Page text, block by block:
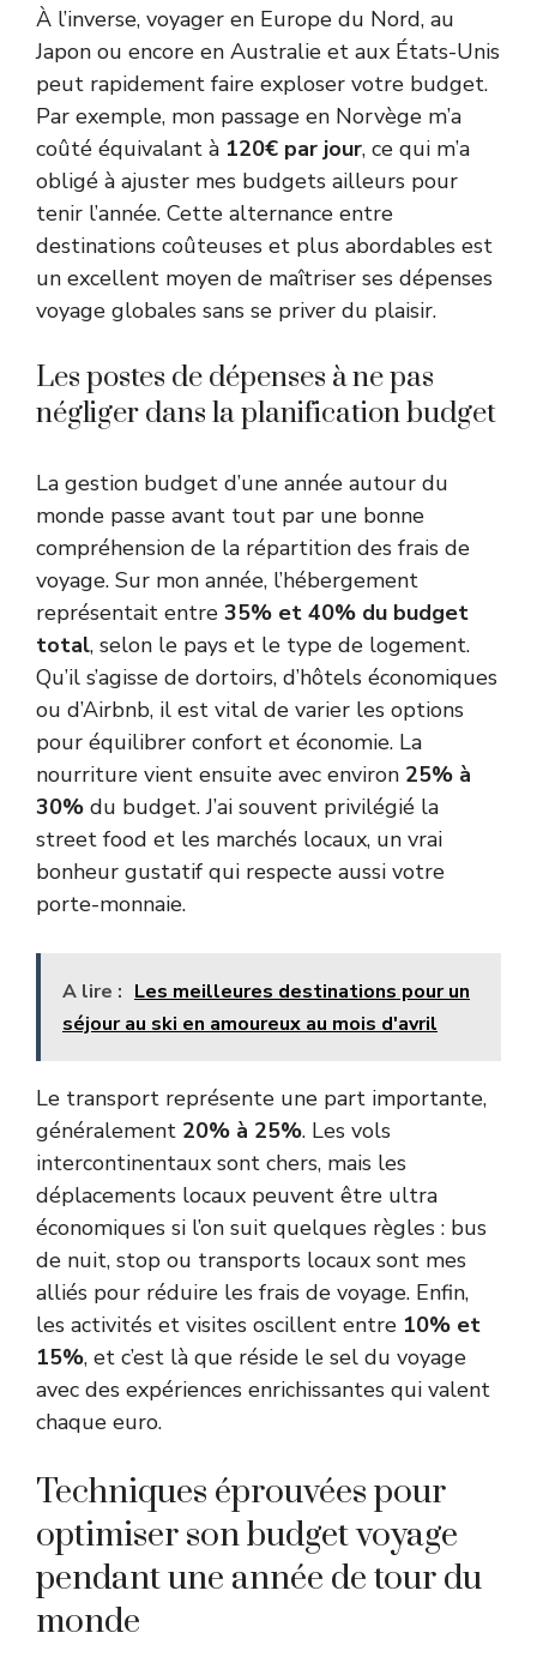
À l’inverse, voyager en Europe du Nord, au
Japon ou encore en Australie et aux États-Unis
peut rapidement faire exploser votre budget.
Par exemple, mon passage en Norvège m’a
coûté équivalant à 120€ par jour, ce qui m’a
obligé à ajuster mes budgets ailleurs pour
tenir l’année. Cette alternance entre
destinations coûteuses et plus abordables est
un excellent moyen de maîtriser ses dépenses
voyage globales sans se priver du plaisir.
Les postes de dépenses à ne pas
négliger dans la planification budget
La gestion budget d’une année autour du
monde passe avant tout par une bonne
compréhension de la répartition des frais de
voyage. Sur mon année, l’hébergement
représentait entre 35% et 40% du budget
total, selon le pays et le type de logement.
Qu’il s’agisse de dortoirs, d’hôtels économiques
ou d’Airbnb, il est vital de varier les options
pour équilibrer confort et économie. La
nourriture vient ensuite avec environ 25% à
30% du budget. J’ai souvent privilégié la
street food et les marchés locaux, un vrai
bonheur gustatif qui respecte aussi votre
porte-monnaie.
A lire : Les meilleures destinations pour un
séjour au ski en amoureux au mois d'avril
Le transport représente une part importante,
généralement 20% à 25%. Les vols
intercontinentaux sont chers, mais les
déplacements locaux peuvent être ultra
économiques si l’on suit quelques règles : bus
de nuit, stop ou transports locaux sont mes
alliés pour réduire les frais de voyage. Enfin,
les activités et visites oscillent entre 10% et
15%, et c’est là que réside le sel du voyage
avec des expériences enrichissantes qui valent
chaque euro.
Techniques éprouvées pour
optimiser son budget voyage
pendant une année de tour du
monde